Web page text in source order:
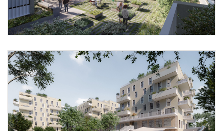
Foto 2: schreinerkastler.at